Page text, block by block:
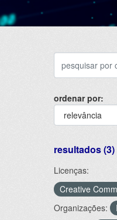
ordenar por
resultados (3)
Licenças:
Creative
Organizações: